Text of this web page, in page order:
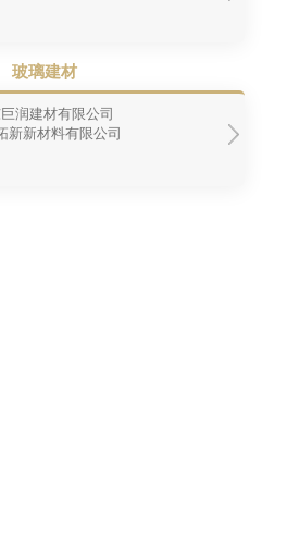
玻璃建材
润建材有限公司
新新材料有限公司